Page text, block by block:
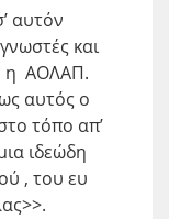
αυτόν
και
η ΑΟΛΑΠ.
αυτός ο
τόπο απ’
ιδεώδη
, του ευ